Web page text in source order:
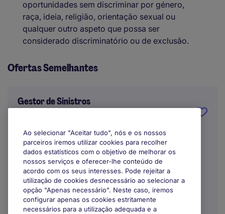
oportunidades sem discriminar por género,
raça, ideia, religião, orientação sexual ou
qualquer outro aspeto que possa ser
considerado discriminatório ou de exclusão.
Ofertas Semelhantes
Gestor de Sinistros
Lisboa
Indefinido
Trabalho Remoto / Híbrido
Ao selecionar "Aceitar tudo", nós e os nossos
parceiros iremos utilizar cookies para recolher
dados estatísticos com o objetivo de melhorar os
nossos serviços e oferecer-lhe conteúdo de
acordo com os seus interesses. Pode rejeitar a
utilização de cookies desnecessário ao selecionar a
opção "Apenas necessário". Neste caso, iremos
configurar apenas os cookies estritamente
necessários para a utilização adequada e a